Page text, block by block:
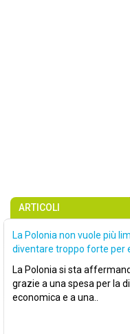
ARTICOLI
La Polonia non vuole più
diventare troppo forte per
La Polonia si sta
grazie a una spesa per la
economica e a una..